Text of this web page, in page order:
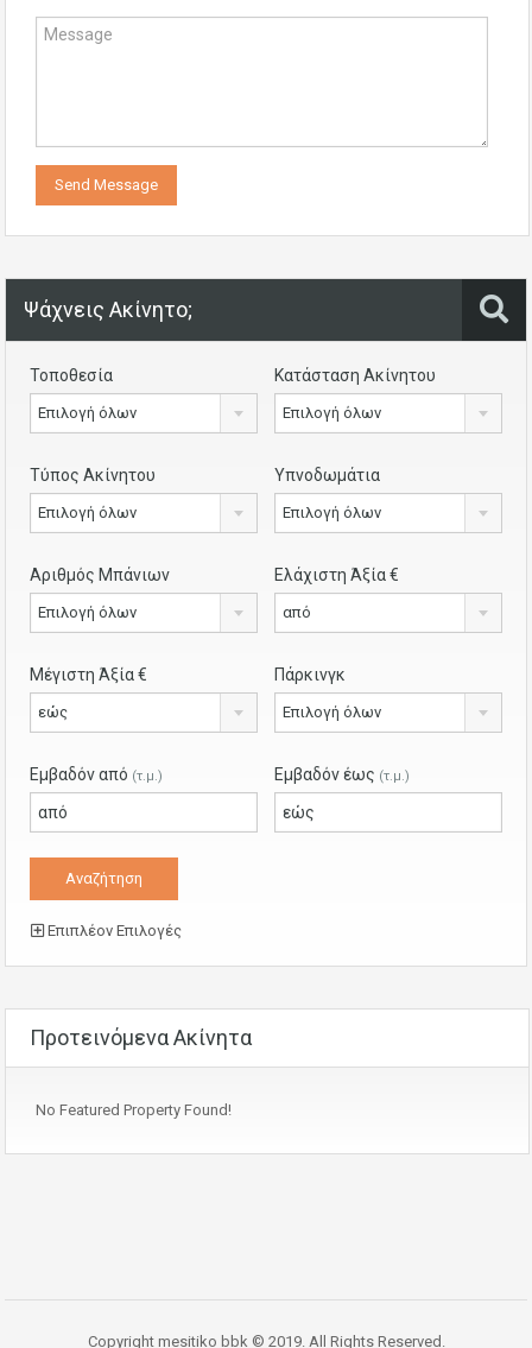
Ψάχνεις Ακίνητο;
Τοποθεσία
Επιλογή όλων
Κατάσταση Ακίνητου
Επιλογή όλων
Τύπος Ακίνητου
Επιλογή όλων
Υπνοδωμάτια
Επιλογή όλων
Αριθμός Μπάνιων
Επιλογή όλων
Ελάχιστη Άξία €
από
Μέγιστη Άξία €
εώς
Πάρκινγκ
Επιλογή όλων
Εμβαδόν από (τ.μ.) Εμβαδόν έως (τ.μ.)
Επιπλέον Επιλογές
Προτεινόμενα Ακίνητα
No Featured Property Found!
Copyright mesitiko bbk © 2019. All Rights Reserved.